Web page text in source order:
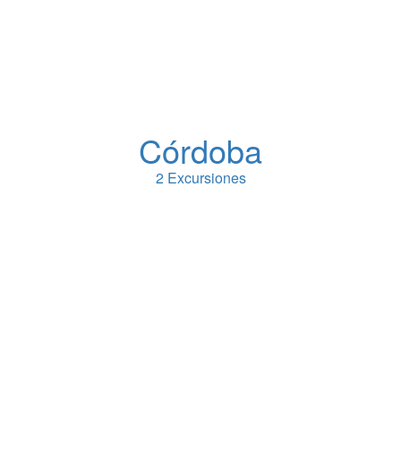
Córdoba
2 Excursiones